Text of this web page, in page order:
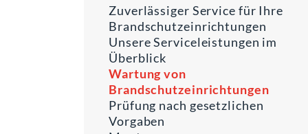
Zuverlässiger Service für Ihre
Brandschutzeinrichtungen
Unsere Serviceleistungen im
Überblick
Wartung von
Brandschutzeinrichtungen
Prüfung nach gesetzlichen
Vorgaben